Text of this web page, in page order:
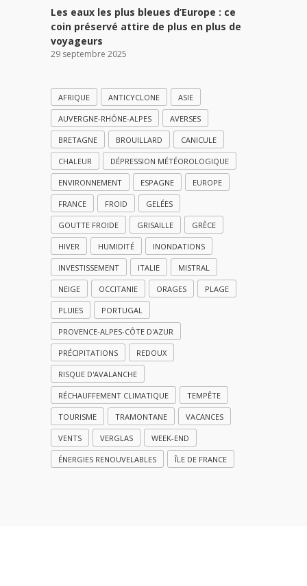
Les eaux les plus bleues d’Europe : ce
coin préservé attire de plus en plus de
voyageurs
29 septembre 2025
AFRIQUE ANTICYCLONE ASIE
AUVERGNE-RHÔNE-ALPES AVERSES
BRETAGNE BROUILLARD CANICULE
CHALEUR DÉPRESSION MÉTÉOROLOGIQUE
ENVIRONNEMENT ESPAGNE EUROPE
FRANCE FROID GELÉES
GOUTTE FROIDE GRISAILLE GRÈCE
HIVER HUMIDITÉ INONDATIONS
INVESTISSEMENT ITALIE MISTRAL
NEIGE OCCITANIE ORAGES PLAGE
PLUIES PORTUGAL
PROVENCE-ALPES-CÔTE D'AZUR
PRÉCIPITATIONS REDOUX
RISQUE D'AVALANCHE
RÉCHAUFFEMENT CLIMATIQUE TEMPÊTE
TOURISME TRAMONTANE VACANCES
VENTS VERGLAS WEEK-END
ÉNERGIES RENOUVELABLES ÎLE DE FRANCE